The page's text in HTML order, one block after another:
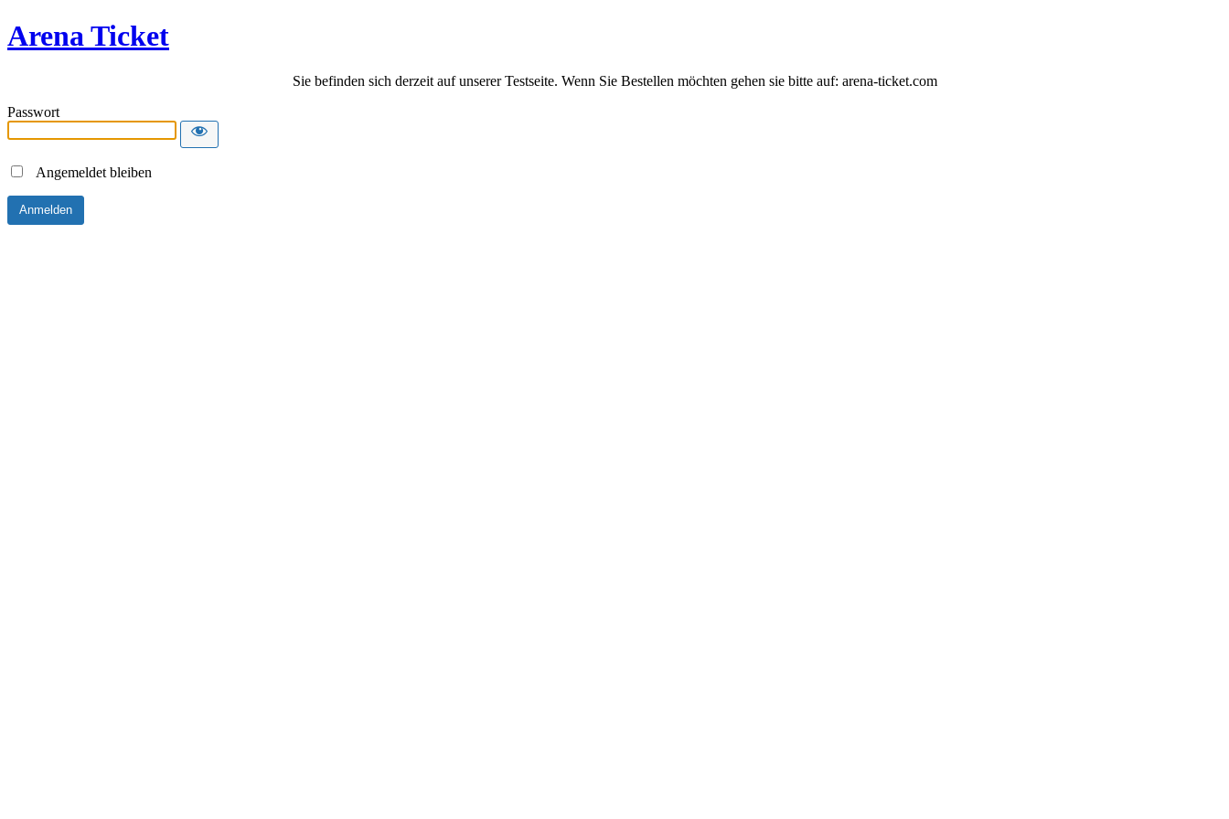
Arena Ticket
Sie befinden sich derzeit auf unserer Testseite. Wenn Sie Bestellen möchten gehen sie bitte auf: arena-ticket.com
Passwort
Angemeldet bleiben